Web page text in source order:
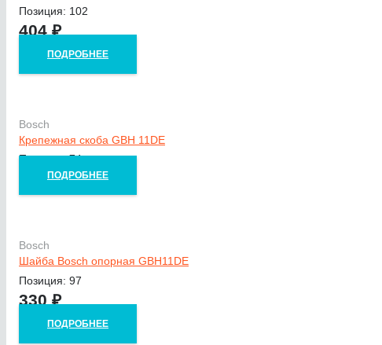
Позиция: 102
404₽
ПОДРОБНЕЕ
Bosch
Крепежная скоба GBH 11DE
Позиция: 74
ПОДРОБНЕЕ
Bosch
Шайба Bosch опорная GBH11DE
Позиция: 97
330₽
ПОДРОБНЕЕ